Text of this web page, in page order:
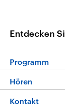
Entdecken
Programm
Hören
Kontakt